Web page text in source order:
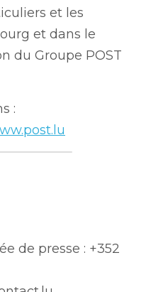
et les
et dans le
du Groupe POST
de presse : +352